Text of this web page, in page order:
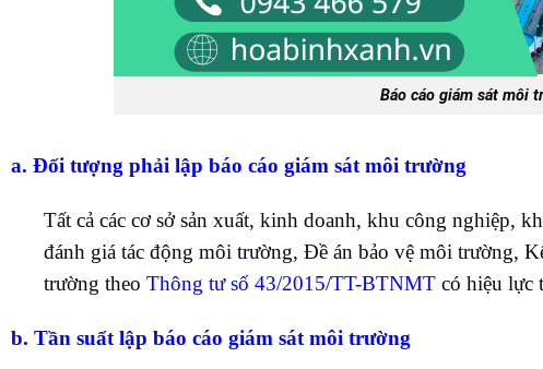
Báo cáo giám sát môi
a. Đối tượng phải lập báo cáo giám sát môi trường
Tất cả các cơ sở sản xuất, kinh doanh, khu công nghiệp,
đánh giá tác động môi trường, Đề án bảo vệ môi trường,
trường theo Thông tư số 43/2015/TT-BTNMTcó hiệu lực
b. Tần suất lập báo cáo giám sát môi trường